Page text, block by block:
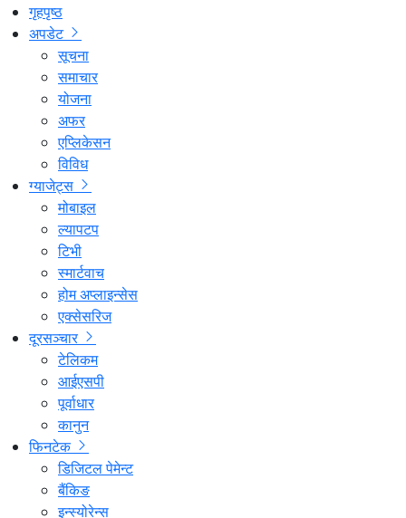
गृहपृष्ठ
अपडेट
सूचना
समाचार
योजना
अफर
एप्लिकेसन
विविध
ग्याजेट्स
मोबाइल
ल्यापटप
टिभी
स्मार्टवाच
होम अप्लाइन्सेस
एक्सेसरिज
दूरसञ्चार
टेलिकम
आईएसपी
पूर्वाधार
कानुन
फिनटेक
डिजिटल पेमेन्ट
बैंकिङ
इन्स्योरेन्स